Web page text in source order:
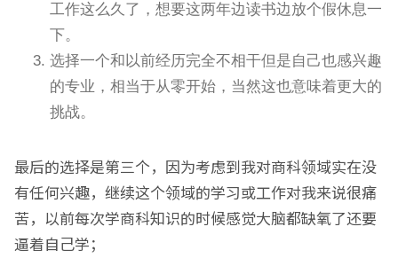
工作这么久了，想要这两年边读书边放个假休息一
下。
选择一个和以前经历完全不相干但是自己也感兴趣
的专业，相当于从零开始，当然这也意味着更大的
挑战。
最后的选择是第三个，因为考虑到我对商科领域实在没
有任何兴趣，继续这个领域的学习或工作对我来说很痛
苦，以前每次学商科知识的时候感觉大脑都缺氧了还要
逼着自己学；